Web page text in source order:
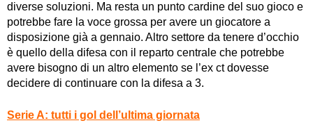
diverse soluzioni. Ma resta un punto cardine del suo gioco e
potrebbe fare la voce grossa per avere un giocatore a
disposizione già a gennaio. Altro settore da tenere d’occhio
è quello della difesa con il reparto centrale che potrebbe
avere bisogno di un altro elemento se l’ex ct dovesse
decidere di continuare con la difesa a 3.
Serie A: tutti i gol dell’ultima giornata